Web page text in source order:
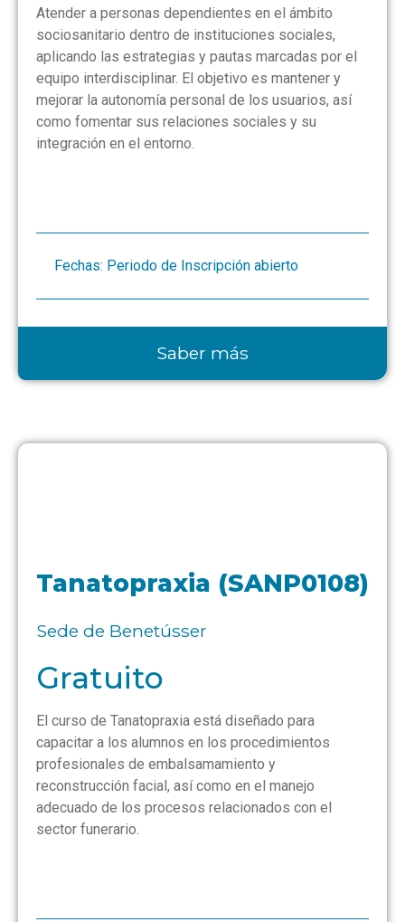
Atender a personas dependientes en el ámbito
sociosanitario dentro de instituciones sociales,
aplicando las estrategias y pautas marcadas por el
equipo interdisciplinar. El objetivo es mantener y
mejorar la autonomía personal de los usuarios, así
como fomentar sus relaciones sociales y su
integración en el entorno.
Fechas: Periodo de Inscripción abierto
Saber más
Tanatopraxia (SANP0108)
Sede de Benetússer
Gratuito
El curso de Tanatopraxia está diseñado para
capacitar a los alumnos en los procedimientos
profesionales de embalsamamiento y
reconstrucción facial, así como en el manejo
adecuado de los procesos relacionados con el
sector funerario.